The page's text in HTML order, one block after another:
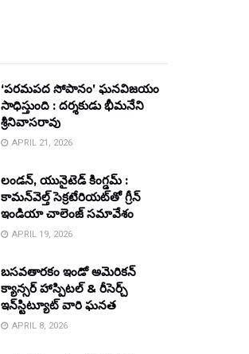
‘పరమపద సోపానం’ ఘనవిజయం
సాధిస్తుంది : దర్శకుడు భీమనేని
శ్రీనివాసరావు
APRIL 21, 2026
లండన్, యునైటెడ్ కింగ్డమ్ :
కామన్‌వెల్త్ సెక్రటేరియట్‌తో గ్రీన్
ఇండియా చాలెంజ్ సమావేశం
APRIL 19, 2026
బసవతారకం ఇండో అమెరికన్
క్యాన్సర్ హాస్పిటల్ & రీసెర్చ్
ఇన్‌స్టిట్యూట్ వారి ఘనత
APRIL 8, 2026